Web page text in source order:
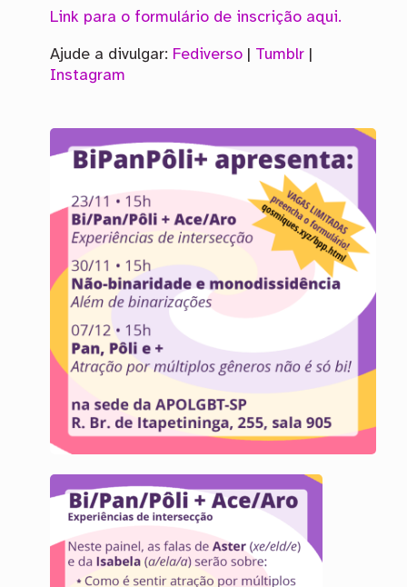
Link para o formulário de inscrição aqui.
Ajude a divulgar: Fediverso Tumblr
Instagram